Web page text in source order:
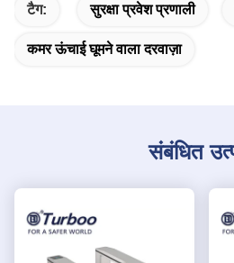
टैग: सुरक्षा प्रवेश प्रणाली
कमर ऊंचाई घूमने वाला दरवाज़ा
संबंधित